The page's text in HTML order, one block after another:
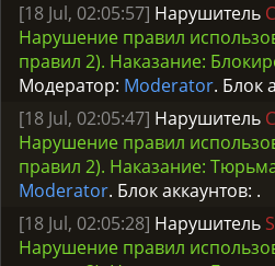
[18 Jul, 02:05:57] Нарушитель
Нарушение правил
правил 2). Наказание:
Модератор: Moderator. Блок
[18 Jul, 02:05:47] Нарушитель
Нарушение правил
правил 2). Наказание:
Moderator. Блок аккаунтов: .
[18 Jul, 02:05:28] Нарушитель
Нарушение правил